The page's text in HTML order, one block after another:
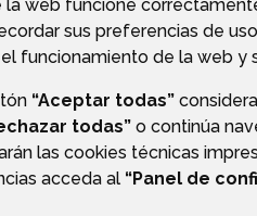
la web funcione
sus preferencias de
funcionamiento de la web y
“Aceptar todas”
todas” o continúa
las cookies técnicas
acceda al “Panel de